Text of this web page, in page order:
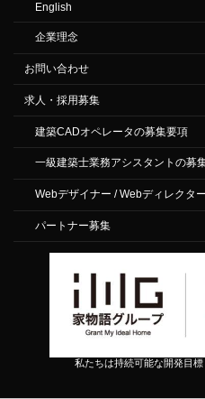
English
企業理念
お問い合わせ
求人・採用募集
建築CADオペレータの募集要項
一級建築士業務アシスタントの募
Webデザイナー / Webディレクタ
パートナー募集
私たちは持続可能な開発目